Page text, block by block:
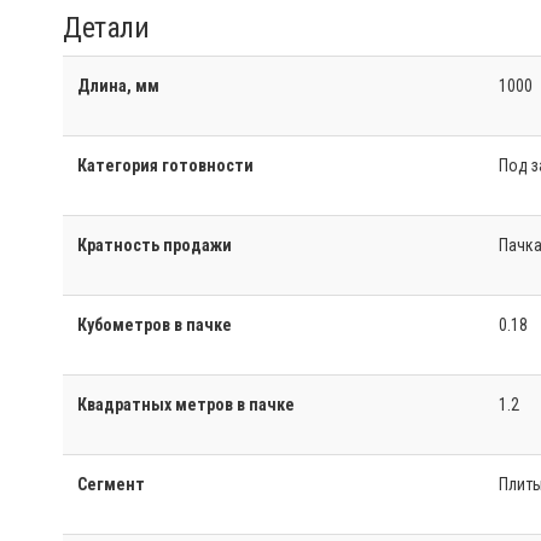
Детали
Длина, мм 1000
Категория готовности Под
Кратность продажи
Кубометров в пачке 0.18
Квадратных метров в пачке 1.2
Сегмент Плиты